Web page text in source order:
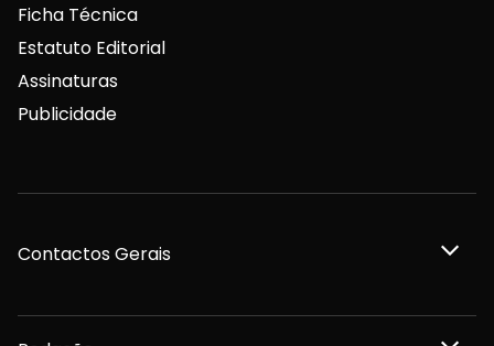
Ficha Técnica
Estatuto Editorial
Assinaturas
Publicidade
Contactos Gerais